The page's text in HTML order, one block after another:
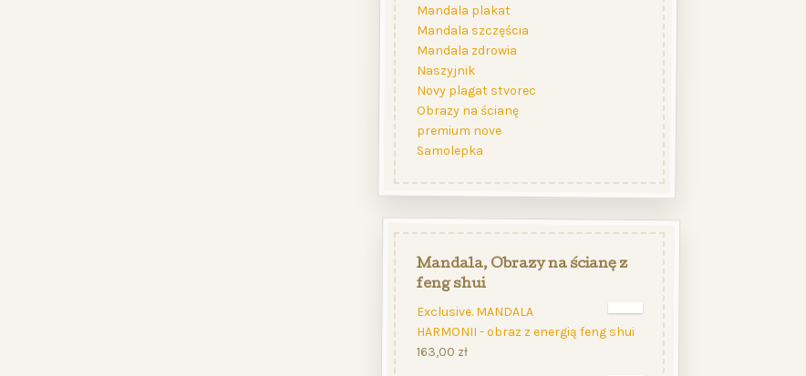
Mandala plakat
Mandala szczęścia
Mandala zdrowia
Naszyjnik
Novy plagat stvorec
Obrazy na ścianę
premium nove
Samolepka
Mandala, Obrazy na ścianę z
feng shui
Exclusive. MANDALA
HARMONII - obraz z energią feng shui
163,00 zł